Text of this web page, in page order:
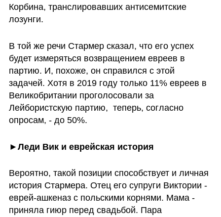
Корбина, транслировавших антисемитские
лозунги.
В той же речи Стармер сказал, что его успех
будет измеряться возвращением евреев в
партию. И, похоже, он справился с этой
задачей. Хотя в 2019 году только 11% евреев в
Великобритании проголосовали за
Лейбористскую партию,  теперь, согласно
опросам, - до 50%.
►Леди Вик и еврейская история
Вероятно, такой позиции способствует и личная
история Стармера. Отец его супруги Виктории -
еврей-ашкеназ с польскими корнями. Мама -
приняла гиюр перед свадьбой. Пара